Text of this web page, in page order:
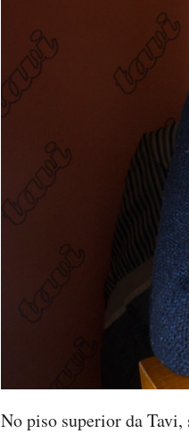
No piso superior da Tavi,